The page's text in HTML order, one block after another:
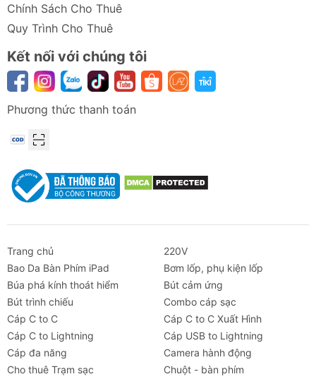
Chính Sách Cho Thuê
Quy Trình Cho Thuê
Kết nối với chúng tôi
Phương thức thanh toán
Trang chủ
220V
Bao Da Bàn Phím iPad
Bơm lốp, phụ kiện lốp
Búa phá kính thoát hiểm
Bút cảm ứng
Bút trình chiếu
Combo cáp sạc
Cáp C to C
Cáp C to C Xuất Hình
Cáp C to Lightning
Cáp USB to Lightning
Cáp đa năng
Camera hành động
Cho thuê Trạm sạc
Chuột - bàn phím